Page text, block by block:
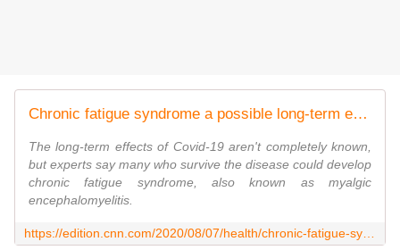
Chronic fatigue syndrome a possible long-term effect of Covid-19, experts say
The long-term effects of Covid-19 aren't completely known,
but experts say many who survive the disease could develop
chronic fatigue syndrome, also known as myalgic
encephalomyelitis.